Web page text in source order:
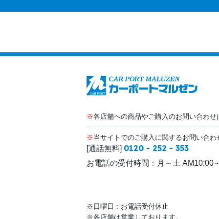
※各店舗への商品やご購入のお問い合わせ
※当サイトでのご購入に関するお問い合わ
[通話無料] 0120 - 252 - 353
お電話の受付時間： 月～土 AM10:00
※日曜日：お電話受付休止
※各店舗は営業しております。